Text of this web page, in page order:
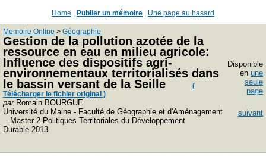
Home Publier un mémoire Une page au hasard
Memoire Online > Géographie
Gestion de la pollution azotée de la
ressource en eau en milieu agricole:
Influence des dispositifs agri-
environnementaux territorialisés dans
le bassin versant de la Seille
(
Télécharger le fichier original )
parRomain BOURGUE
Université du Maine - Faculté de Géographie et d'Aménagement
- Master 2 Politiques Territoriales du Développement
Durable 2013
Disponible
en une
seule
page
suivant